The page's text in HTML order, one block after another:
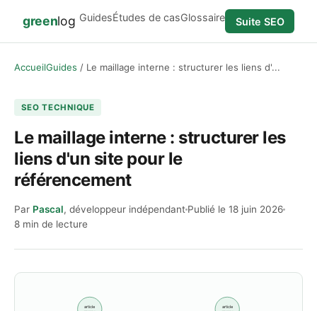
greenlog GuidesÉtudes de casGlossaire Suite SEO
AccueilGuides Le maillage interne : structurer les liens d'...
SEO TECHNIQUE
Le maillage interne : structurer les
liens d'un site pour le
référencement
Par Pascal, développeur indépendant Publié le 18 juin 2026
8 min de lecture
article article